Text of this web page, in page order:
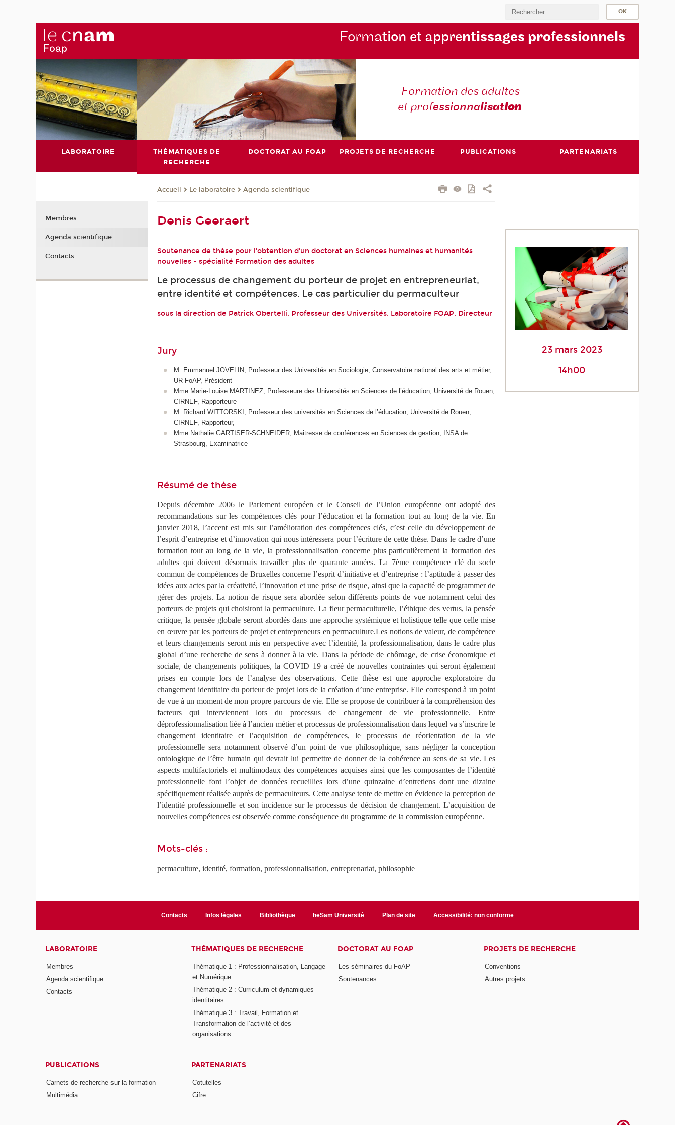
Formation et apprentissages professionnels
Formation des adultes
et professionnalisation
LABORATOIRE
THÉMATIQUES DE
RECHERCHE
DOCTORAT AU FOAP PROJETS DE RECHERCHE PUBLICATIONS PARTENARIATS
Accueil Le laboratoire Agenda scientifique
Denis Geeraert
Soutenance de thèse pour l'obtention d'un doctorat en Sciences humaines et humanités
nouvelles - spécialité Formation des adultes
Le processus de changement du porteur de projet en entrepreneuriat,
entre identité et compétences. Le cas particulier du permaculteur
sous la direction de Patrick Obertelli, Professeur des Universités, Laboratoire FOAP, Directeur
Jury
M. Emmanuel JOVELIN, Professeur des Universités en Sociologie, Conservatoire national des arts et métier,
UR FoAP, Président
Mme Marie-Louise MARTINEZ, Professeure des Universités en Sciences de l’éducation, Université de Rouen,
CIRNEF, Rapporteure
M. Richard WITTORSKI, Professeur des universités en Sciences de l’éducation, Université de Rouen,
CIRNEF, Rapporteur,
Mme Nathalie GARTISER-SCHNEIDER, Maitresse de conférences en Sciences de gestion, INSA de
Strasbourg, Examinatrice
Résumé de thèse
Depuis décembre 2006 le Parlement européen et le Conseil de l’Union européenne ont adopté des
recommandations sur les compétences clés pour l’éducation et la formation tout au long de la vie. En
janvier 2018, l’accent est mis sur l’amélioration des compétences clés, c’est celle du développement de
l’esprit d’entreprise et d’innovation qui nous intéressera pour l’écriture de cette thèse. Dans le cadre d’une
formation tout au long de la vie, la professionnalisation concerne plus particulièrement la formation des
adultes qui doivent désormais travailler plus de quarante années. La 7ème compétence clé du socle
commun de compétences de Bruxelles concerne l’esprit d’initiative et d’entreprise : l’aptitude à passer des
idées aux actes par la créativité, l’innovation et une prise de risque, ainsi que la capacité de programmer de
gérer des projets. La notion de risque sera abordée selon différents points de vue notamment celui des
porteurs de projets qui choisiront la permaculture. La fleur permaculturelle, l’éthique des vertus, la pensée
critique, la pensée globale seront abordés dans une approche systémique et holistique telle que celle mise
en œuvre par les porteurs de projet et entrepreneurs en permaculture.Les notions de valeur, de compétence
et leurs changements seront mis en perspective avec l’identité, la professionnalisation, dans le cadre plus
global d’une recherche de sens à donner à la vie. Dans la période de chômage, de crise économique et
sociale, de changements politiques, la COVID 19 a créé de nouvelles contraintes qui seront également
prises en compte lors de l’analyse des observations. Cette thèse est une approche exploratoire du
changement identitaire du porteur de projet lors de la création d’une entreprise. Elle correspond à un point
de vue à un moment de mon propre parcours de vie. Elle se propose de contribuer à la compréhension des
facteurs qui interviennent lors du processus de changement de vie professionnelle. Entre
déprofessionnalisation liée à l’ancien métier et processus de professionnalisation dans lequel va s’inscrire le
changement identitaire et l’acquisition de compétences, le processus de réorientation de la vie
professionnelle sera notamment observé d’un point de vue philosophique, sans négliger la conception
ontologique de l’être humain qui devrait lui permettre de donner de la cohérence au sens de sa vie. Les
aspects multifactoriels et multimodaux des compétences acquises ainsi que les composantes de l’identité
professionnelle font l’objet de données recueillies lors d’une quinzaine d’entretiens dont une dizaine
spécifiquement réalisée auprès de permaculteurs. Cette analyse tente de mettre en évidence la perception de
l’identité professionnelle et son incidence sur le processus de décision de changement. L’acquisition de
nouvelles compétences est observée comme conséquence du programme de la commission européenne.
Mots-clés :
permaculture, identité, formation, professionnalisation, entreprenariat, philosophie
23 mars 2023
14h00
Membres
Agenda scientifique
Contacts
Contacts Infos légales Bibliothèque heSam Université Plan de site Accessibilité: non conforme
LABORATOIRE
Membres
Agenda scientifique
Contacts
THÉMATIQUES DE RECHERCHE
Thématique 1 : Professionnalisation, Langage
et Numérique
Thématique 2 : Curriculum et dynamiques
identitaires
Thématique 3 : Travail, Formation et
Transformation de l’activité et des
organisations
DOCTORAT AU FOAP
Les séminaires du FoAP
Soutenances
PROJETS DE RECHERCHE
Conventions
Autres projets
PUBLICATIONS
Carnets de recherche sur la formation
Multimédia
PARTENARIATS
Cotutelles
Cifre